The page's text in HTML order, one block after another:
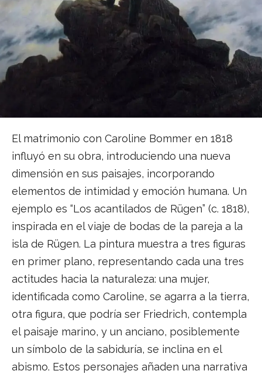
El matrimonio con Caroline Bommer en 1818
influyó en su obra, introduciendo una nueva
dimensión en sus paisajes, incorporando
elementos de intimidad y emoción humana. Un
ejemplo es “Los acantilados de Rügen” (c. 1818),
inspirada en el viaje de bodas de la pareja a la
isla de Rügen. La pintura muestra a tres figuras
en primer plano, representando cada una tres
actitudes hacia la naturaleza: una mujer,
identificada como Caroline, se agarra a la tierra,
otra figura, que podría ser Friedrich, contempla
el paisaje marino, y un anciano, posiblemente
un símbolo de la sabiduría, se inclina en el
abismo. Estos personajes añaden una narrativa